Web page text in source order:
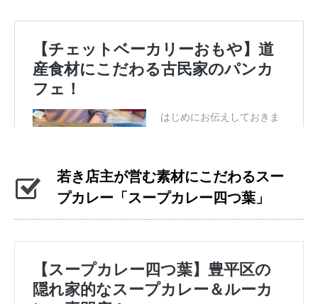
若き店主が営む素材にこだわるスー
プカレー「スープカレー四つ葉」